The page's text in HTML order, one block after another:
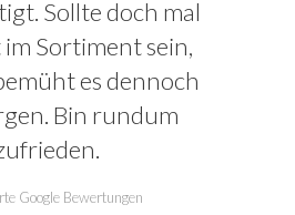
Sollte doch mal
Sortiment sein,
es dennoch
Bin rundum
Google Bewertungen